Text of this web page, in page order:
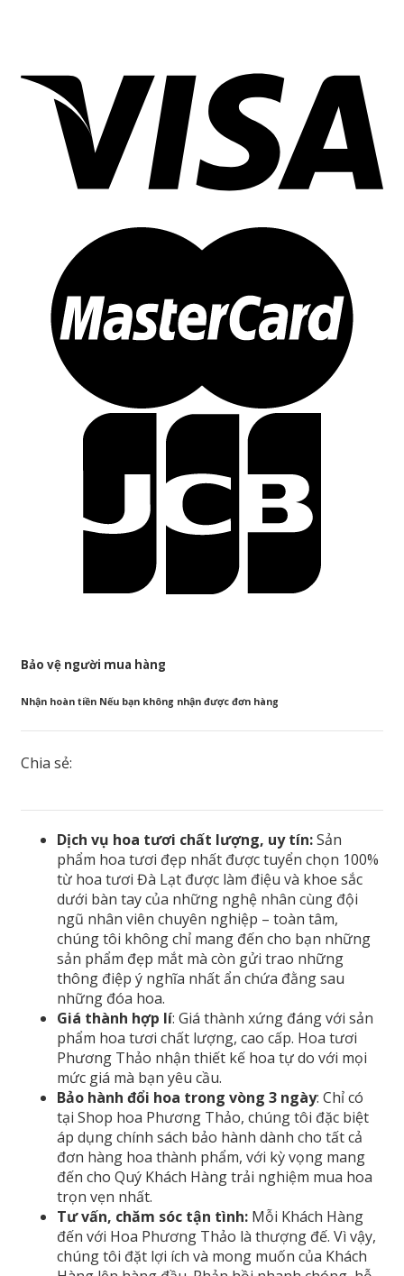
Bảo vệ người mua hàng
Nhận hoàn tiền Nếu bạn không nhận được đơn hàng
Chia sẻ:
Dịch vụ hoa tươi chất lượng, uy tín:Sản
phẩm hoa tươi đẹp nhất được tuyển chọn 100%
từ hoa tươi Đà Lạt được làm điệu và khoe sắc
dưới bàn tay của những nghệ nhân cùng đội
ngũ nhân viên chuyên nghiệp – toàn tâm,
chúng tôi không chỉ mang đến cho bạn những
sản phẩm đẹp mắt mà còn gửi trao những
thông điệp ý nghĩa nhất ẩn chứa đằng sau
những đóa hoa.
Giá thành hợp lí: Giá thành xứng đáng với sản
phẩm hoa tươi chất lượng, cao cấp. Hoa tươi
Phương Thảo nhận thiết kế hoa tự do với mọi
mức giá mà bạn yêu cầu.
Bảo hành đổi hoa trong vòng 3 ngày: Chỉ có
tại Shop hoa Phương Thảo, chúng tôi đặc biệt
áp dụng chính sách bảo hành dành cho tất cả
đơn hàng hoa thành phẩm, với kỳ vọng mang
đến cho Quý Khách Hàng trải nghiệm mua hoa
trọn vẹn nhất.
Tư vấn, chăm sóc tận tình: Mỗi Khách Hàng
đến với Hoa Phương Thảo là thượng đế. Vì vậy,
chúng tôi đặt lợi ích và mong muốn của Khách